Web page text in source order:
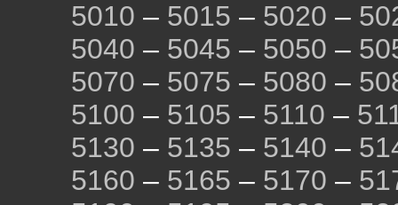
5010 – 5015 – 5020 –
5040 – 5045 – 5050 –
5070 – 5075 – 5080 –
5100 – 5105 – 5110 –
5130 – 5135 – 5140 –
5160 – 5165 – 5170 –